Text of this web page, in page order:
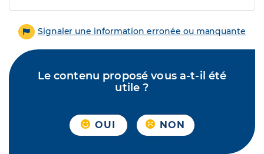
Signaler une information erronée ou manquante
Le contenu proposé vous a-t-il été
utile ?
OUI NON